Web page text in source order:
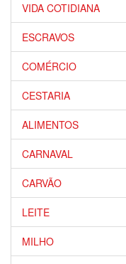
VIDA COTIDIANA
ESCRAVOS
COMÉRCIO
CESTARIA
ALIMENTOS
CARNAVAL
CARVÃO
LEITE
MILHO